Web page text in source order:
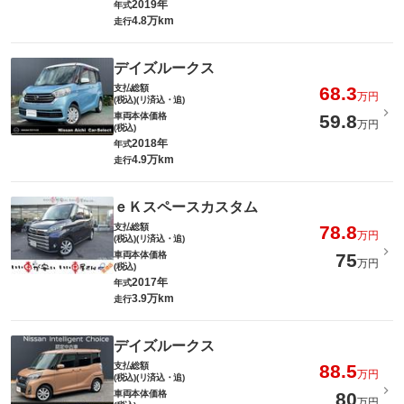
年式2019年
走行4.8万km
デイズルークス
支払総額
(税込)(リ済込・追)
68.3万円
車両本体価格
(税込)
59.8万円
年式2018年
走行4.9万km
ｅＫスペースカスタム
支払総額
(税込)(リ済込・追)
78.8万円
車両本体価格
(税込)
75万円
年式2017年
走行3.9万km
デイズルークス
支払総額
(税込)(リ済込・追)
88.5万円
車両本体価格
80